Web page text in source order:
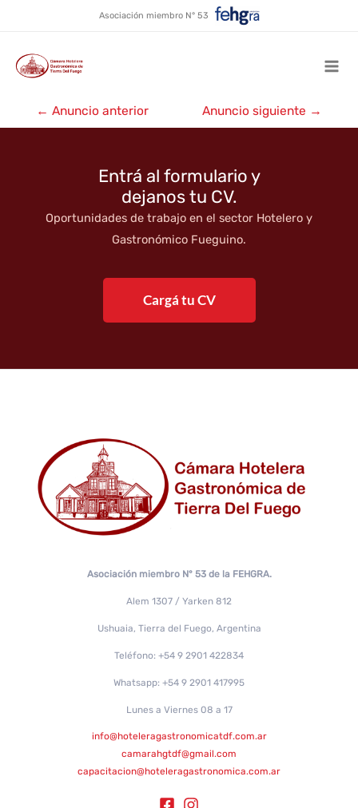
contenido
Asociación miembro N° 53
Almacén Ramos Generales
Navegación
de
← Anuncio anterior Anuncio siguiente →
Entrá al formulario y
dejanos tu CV.
Oportunidades de trabajo en el sector Hotelero y
Gastronómico Fueguino.
Cargá tu CV
Asociación miembro N° 53 de la FEHGRA.
Alem 1307 / Yarken 812
Ushuaia, Tierra del Fuego, Argentina
Teléfono: +54 9 2901 422834
Whatsapp: +54 9 2901 417995
Lunes a Viernes 08 a 17
info@hoteleragastronomicatdf.com.ar
camarahgtdf@gmail.com
capacitacion@hoteleragastronomica.com.ar